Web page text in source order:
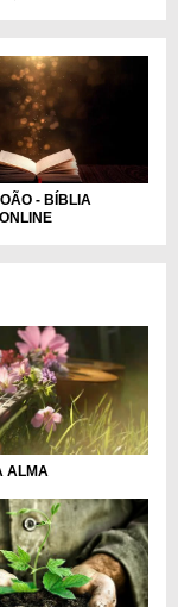
- BÍBLIA
ALMA